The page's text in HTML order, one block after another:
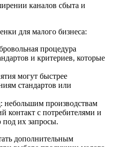
каналов сбыта и
для малого бизнеса:
процедура
и критериев, которые
могут быстрее
стандартов или
производствам
контакт с потребителями и
под их запросы.
дополнительным